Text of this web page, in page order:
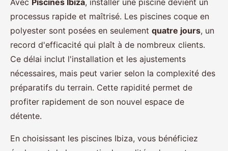
processus rapide et maîtrisé. Les piscines coque en
polyester sont posées en seulement quatre jours, un
record d'efficacité qui plaît à de nombreux clients.
Ce délai inclut l'installation et les ajustements
nécessaires, mais peut varier selon la complexité des
préparatifs du terrain. Cette rapidité permet de
profiter rapidement de son nouvel espace de
détente.
En choisissant les piscines Ibiza, vous bénéficiez